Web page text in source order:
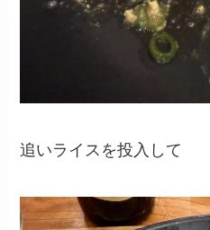
追いライスを投入して